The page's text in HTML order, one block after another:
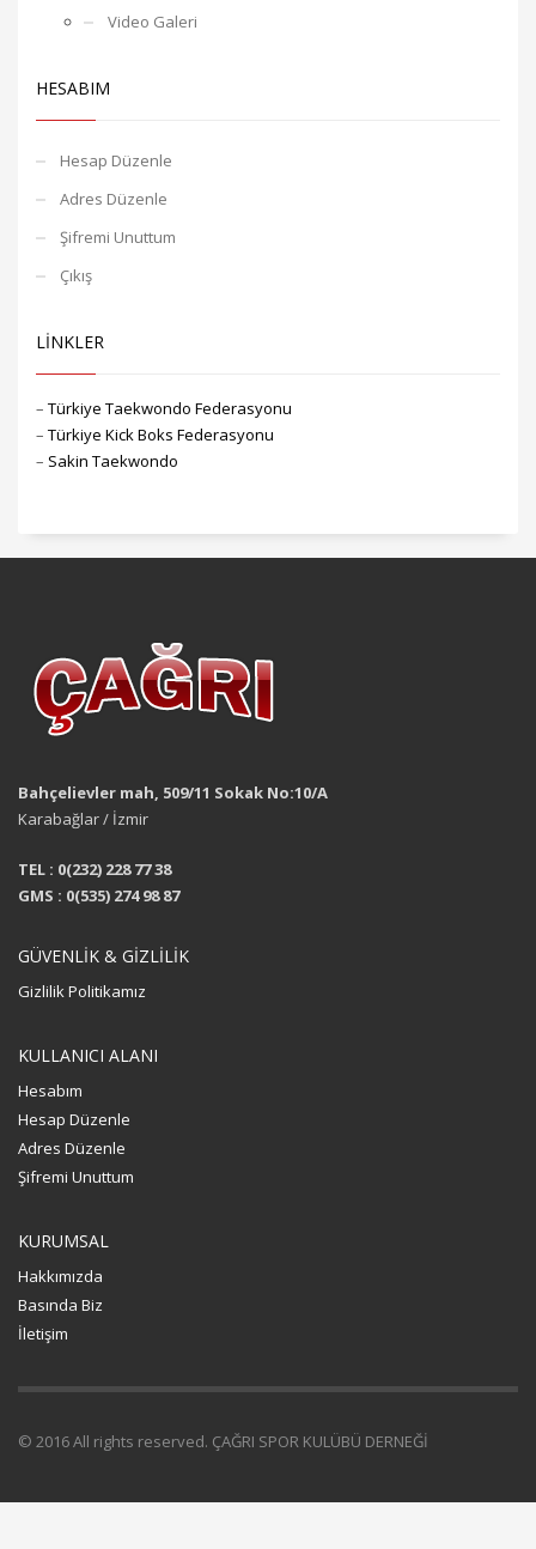
Video Galeri
HESABIM
Hesap Düzenle
Adres Düzenle
Şifremi Unuttum
Çıkış
LİNKLER
– Türkiye Taekwondo Federasyonu
– Türkiye Kick Boks Federasyonu
– Sakin Taekwondo
Bahçelievler mah, 509/11 Sokak No:10/A
Karabağlar / İzmir
TEL : 0(232) 228 77 38
GMS : 0(535) 274 98 87
GÜVENLİK & GİZLİLİK
Gizlilik Politikamız
KULLANICI ALANI
Hesabım
Hesap Düzenle
Adres Düzenle
Şifremi Unuttum
KURUMSAL
Hakkımızda
Basında Biz
İletişim
© 2016 All rights reserved. ÇAĞRI SPOR KULÜBÜ DERNEĞİ